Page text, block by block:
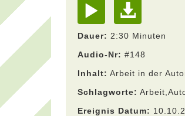
Dauer: 2:30 Minuten
Audio-Nr: #148
Inhalt: Arbeit in der
Schlagworte:
Ereignis Datum: